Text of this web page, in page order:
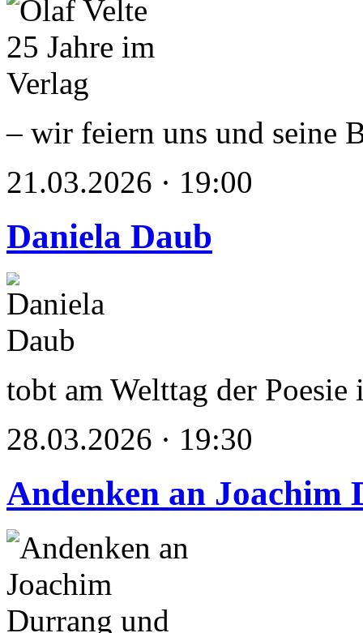
– wir feiern uns und seine
21.03.2026 · 19:00
Daniela Daub
tobt am Welttag der Poesie
28.03.2026 · 19:30
Andenken an Joachim